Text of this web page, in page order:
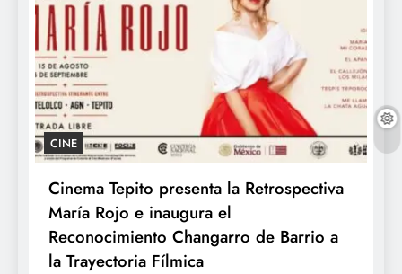
CINE
Cinema Tepito presenta la Retrospectiva
María Rojo e inaugura el
Reconocimiento Changarro de Barrio a
la Trayectoria Fílmica